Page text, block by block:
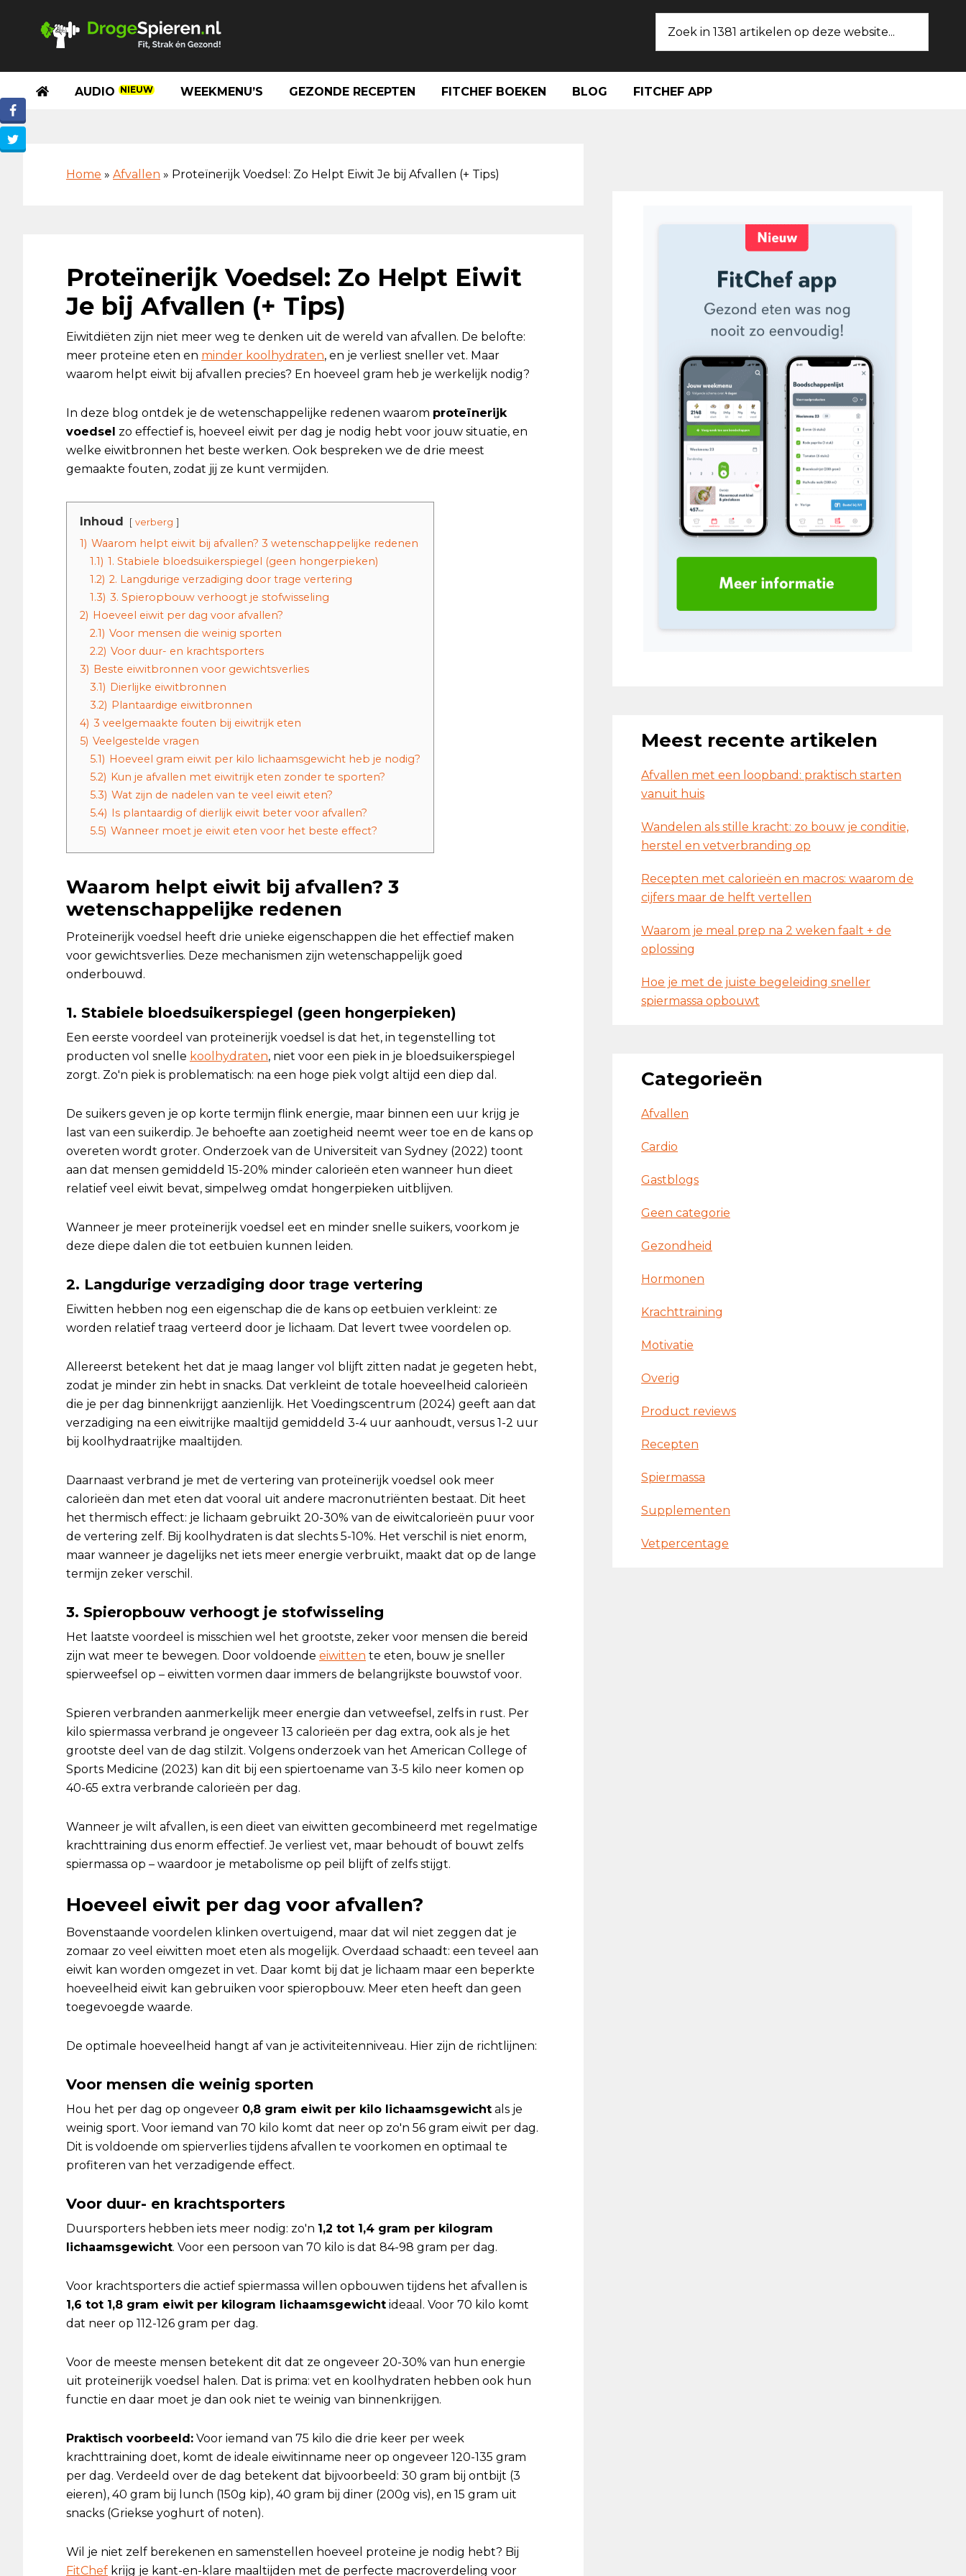
inhoud
sidebar
op
AUDIO NIEUW WEEKMENU’S GEZONDE RECEPTEN FITCHEF BOEKEN BLOG FITCHEF APP
Home » Afvallen » Proteïnerijk Voedsel: Zo Helpt Eiwit Je bij Afvallen (+ Tips)
Proteïnerijk Voedsel: Zo Helpt Eiwit
Je bij Afvallen (+ Tips)
Eiwitdiëten zijn niet meer weg te denken uit de wereld van afvallen. De belofte:
meer proteïne eten en minder koolhydraten, en je verliest sneller vet. Maar
waarom helpt eiwit bij afvallen precies? En hoeveel gram heb je werkelijk nodig?
In deze blog ontdek je de wetenschappelijke redenen waarom proteïnerijk
voedsel zo effectief is, hoeveel eiwit per dag je nodig hebt voor jouw situatie, en
welke eiwitbronnen het beste werken. Ook bespreken we de drie meest
gemaakte fouten, zodat jij ze kunt vermijden.
Inhoud verberg
1) Waarom helpt eiwit bij afvallen? 3 wetenschappelijke redenen
1.1) 1. Stabiele bloedsuikerspiegel (geen hongerpieken)
1.2) 2. Langdurige verzadiging door trage vertering
1.3) 3. Spieropbouw verhoogt je stofwisseling
2) Hoeveel eiwit per dag voor afvallen?
2.1) Voor mensen die weinig sporten
2.2) Voor duur- en krachtsporters
3) Beste eiwitbronnen voor gewichtsverlies
3.1) Dierlijke eiwitbronnen
3.2) Plantaardige eiwitbronnen
4) 3 veelgemaakte fouten bij eiwitrijk eten
5) Veelgestelde vragen
5.1) Hoeveel gram eiwit per kilo lichaamsgewicht heb je nodig?
5.2) Kun je afvallen met eiwitrijk eten zonder te sporten?
5.3) Wat zijn de nadelen van te veel eiwit eten?
5.4) Is plantaardig of dierlijk eiwit beter voor afvallen?
5.5) Wanneer moet je eiwit eten voor het beste effect?
Waarom helpt eiwit bij afvallen? 3
wetenschappelijke redenen
Proteïnerijk voedsel heeft drie unieke eigenschappen die het effectief maken
voor gewichtsverlies. Deze mechanismen zijn wetenschappelijk goed
onderbouwd.
1. Stabiele bloedsuikerspiegel (geen hongerpieken)
Een eerste voordeel van proteïnerijk voedsel is dat het, in tegenstelling tot
producten vol snelle koolhydraten, niet voor een piek in je bloedsuikerspiegel
zorgt. Zo'n piek is problematisch: na een hoge piek volgt altijd een diep dal.
De suikers geven je op korte termijn flink energie, maar binnen een uur krijg je
last van een suikerdip. Je behoefte aan zoetigheid neemt weer toe en de kans op
overeten wordt groter. Onderzoek van de Universiteit van Sydney (2022) toont
aan dat mensen gemiddeld 15-20% minder calorieën eten wanneer hun dieet
relatief veel eiwit bevat, simpelweg omdat hongerpieken uitblijven.
Wanneer je meer proteïnerijk voedsel eet en minder snelle suikers, voorkom je
deze diepe dalen die tot eetbuien kunnen leiden.
2. Langdurige verzadiging door trage vertering
Eiwitten hebben nog een eigenschap die de kans op eetbuien verkleint: ze
worden relatief traag verteerd door je lichaam. Dat levert twee voordelen op.
Allereerst betekent het dat je maag langer vol blijft zitten nadat je gegeten hebt,
zodat je minder zin hebt in snacks. Dat verkleint de totale hoeveelheid calorieën
die je per dag binnenkrijgt aanzienlijk. Het Voedingscentrum (2024) geeft aan dat
verzadiging na een eiwitrijke maaltijd gemiddeld 3-4 uur aanhoudt, versus 1-2 uur
bij koolhydraatrijke maaltijden.
Daarnaast verbrand je met de vertering van proteïnerijk voedsel ook meer
calorieën dan met eten dat vooral uit andere macronutriënten bestaat. Dit heet
het thermisch effect: je lichaam gebruikt 20-30% van de eiwitcalorieën puur voor
de vertering zelf. Bij koolhydraten is dat slechts 5-10%. Het verschil is niet enorm,
maar wanneer je dagelijks net iets meer energie verbruikt, maakt dat op de lange
termijn zeker verschil.
3. Spieropbouw verhoogt je stofwisseling
Het laatste voordeel is misschien wel het grootste, zeker voor mensen die bereid
zijn wat meer te bewegen. Door voldoende eiwitten te eten, bouw je sneller
spierweefsel op – eiwitten vormen daar immers de belangrijkste bouwstof voor.
Spieren verbranden aanmerkelijk meer energie dan vetweefsel, zelfs in rust. Per
kilo spiermassa verbrand je ongeveer 13 calorieën per dag extra, ook als je het
grootste deel van de dag stilzit. Volgens onderzoek van het American College of
Sports Medicine (2023) kan dit bij een spiertoename van 3-5 kilo neer komen op
40-65 extra verbrande calorieën per dag.
Wanneer je wilt afvallen, is een dieet van eiwitten gecombineerd met regelmatige
krachttraining dus enorm effectief. Je verliest vet, maar behoudt of bouwt zelfs
spiermassa op – waardoor je metabolisme op peil blijft of zelfs stijgt.
Hoeveel eiwit per dag voor afvallen?
Bovenstaande voordelen klinken overtuigend, maar dat wil niet zeggen dat je
zomaar zo veel eiwitten moet eten als mogelijk. Overdaad schaadt: een teveel aan
eiwit kan worden omgezet in vet. Daar komt bij dat je lichaam maar een beperkte
hoeveelheid eiwit kan gebruiken voor spieropbouw. Meer eten heeft dan geen
toegevoegde waarde.
De optimale hoeveelheid hangt af van je activiteitenniveau. Hier zijn de richtlijnen:
Voor mensen die weinig sporten
Hou het per dag op ongeveer 0,8 gram eiwit per kilo lichaamsgewicht als je
weinig sport. Voor iemand van 70 kilo komt dat neer op zo'n 56 gram eiwit per dag.
Dit is voldoende om spierverlies tijdens afvallen te voorkomen en optimaal te
profiteren van het verzadigende effect.
Voor duur- en krachtsporters
Duursporters hebben iets meer nodig: zo'n 1,2 tot 1,4 gram per kilogram
lichaamsgewicht. Voor een persoon van 70 kilo is dat 84-98 gram per dag.
Voor krachtsporters die actief spiermassa willen opbouwen tijdens het afvallen is
1,6 tot 1,8 gram eiwit per kilogram lichaamsgewicht ideaal. Voor 70 kilo komt
dat neer op 112-126 gram per dag.
Voor de meeste mensen betekent dit dat ze ongeveer 20-30% van hun energie
uit proteïnerijk voedsel halen. Dat is prima: vet en koolhydraten hebben ook hun
functie en daar moet je dan ook niet te weinig van binnenkrijgen.
Praktisch voorbeeld: Voor iemand van 75 kilo die drie keer per week
krachttraining doet, komt de ideale eiwitinname neer op ongeveer 120-135 gram
per dag. Verdeeld over de dag betekent dat bijvoorbeeld: 30 gram bij ontbijt (3
eieren), 40 gram bij lunch (150g kip), 40 gram bij diner (200g vis), en 15 gram uit
snacks (Griekse yoghurt of noten).
Wil je niet zelf berekenen en samenstellen hoeveel proteïne je nodig hebt? Bij
FitChef krijg je kant-en-klare maaltijden met de perfecte macroverdeling voor
Meest recente artikelen
Afvallen met een loopband: praktisch starten
vanuit huis
Wandelen als stille kracht: zo bouw je conditie,
herstel en vetverbranding op
Recepten met calorieën en macros: waarom de
cijfers maar de helft vertellen
Waarom je meal prep na 2 weken faalt + de
oplossing
Hoe je met de juiste begeleiding sneller
spiermassa opbouwt
Categorieën
Afvallen
Cardio
Gastblogs
Geen categorie
Gezondheid
Hormonen
Krachttraining
Motivatie
Overig
Product reviews
Recepten
Spiermassa
Supplementen
Vetpercentage